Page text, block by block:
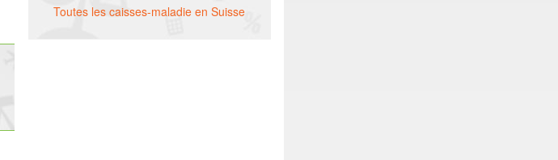
Toutes les caisses-maladie en Suisse